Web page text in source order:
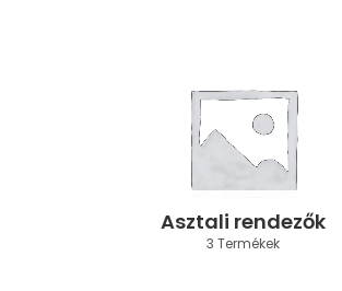
Asztali rendezők
3 Termékek